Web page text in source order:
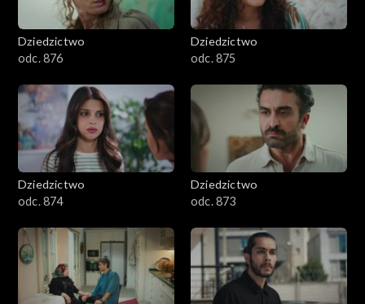
Dziedzictwo
odc. 876
Dziedzictwo
odc. 875
Dziedzictwo
odc. 874
Dziedzictwo
odc. 873